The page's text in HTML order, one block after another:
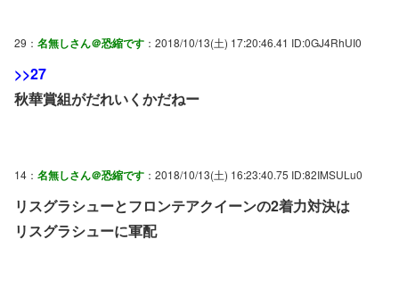
29： 名無しさん＠恐縮です ：2018/10/13(土) 17:20:46.41 ID:0GJ4RhUI0
>>27
秋華賞組がだれいくかだねー
14： 名無しさん＠恐縮です ：2018/10/13(土) 16:23:40.75 ID:82IMSULu0
リスグラシューとフロンテアクイーンの2着力対決は
リスグラシューに軍配